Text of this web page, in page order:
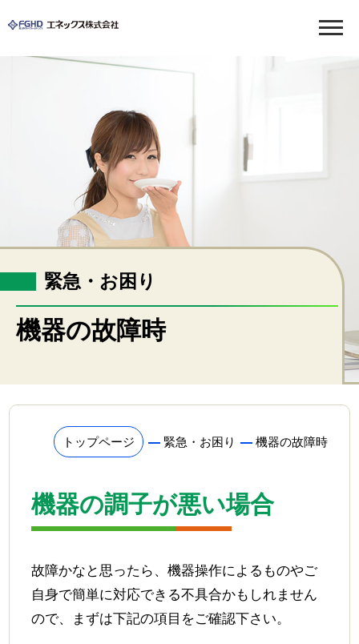
ガス料金について
各種手続き
緊急・お困りのとき
ガス機器の販売
福祉・介護
福祉用具のレンタル・販売
リフォーム
業務用品
ゴルフ場
各種お手続き
ガスの利用開始・停止
お支払方法変更・名義変更
ガス機器の修理依頼
緊急・お困り
機器の故障時
トップページ 緊急・お困り 機器の故障時
機器の調子が悪い場合
故障かなと思ったら、機器操作によるものやご
自身で簡単に対応できる不具合かもしれません
ので、まずは下記の項目をご確認下さい。